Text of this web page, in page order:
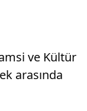
ve Kültür
arasında